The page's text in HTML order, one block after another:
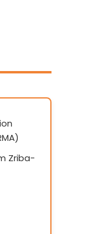
Zriba-